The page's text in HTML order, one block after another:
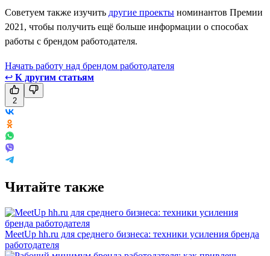
Советуем также изучить другие проекты номинантов Премии
2021, чтобы получить ещё больше информации о способах
работы с брендом работодателя.
Начать работу над брендом работодателя
↩ К другим статьям
2
Читайте также
MeetUp hh.ru для среднего бизнеса: техники усиления бренда
работодателя